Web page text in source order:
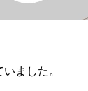
ました。